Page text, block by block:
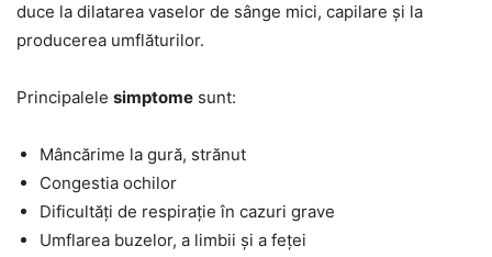
duce la dilatarea vaselor de sânge mici, capilare și la
producerea umflăturilor.
Principalele simptome sunt:
Mâncărime la gură, strănut
Congestia ochilor
Dificultăți de respirație în cazuri grave
Umflarea buzelor, a limbii și a feței